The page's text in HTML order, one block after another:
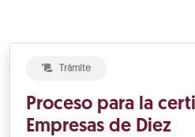
Trámite
Proceso para la
Empresas de Diez